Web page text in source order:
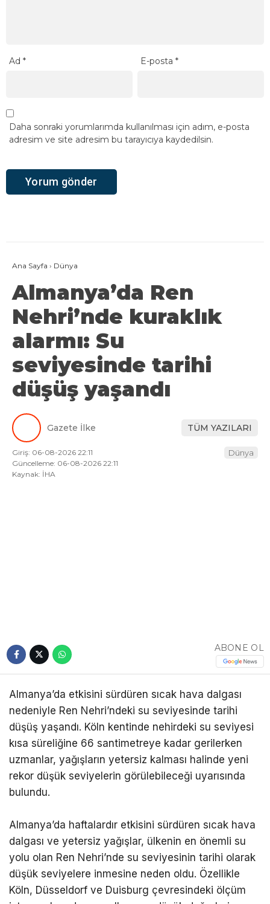
Ad * E-posta*
Daha sonraki yorumlarımda kullanılması için adım, e-posta
adresim ve site adresim bu tarayıcıya kaydedilsin.
Ana Sayfa › Dünya
Almanya’da Ren
Nehri’nde kuraklık
alarmı: Su
seviyesinde tarihi
düşüş yaşandı
Gazete İlke TÜM YAZILARI
Giriş: 06-08-2026 22:11
Güncelleme: 06-08-2026 22:11
Kaynak: İHA
Dünya
ABONE OL
Almanya’da etkisini sürdüren sıcak hava dalgası
nedeniyle Ren Nehri’ndeki su seviyesinde tarihi
düşüş yaşandı. Köln kentinde nehirdeki su seviyesi
uzmanlar, yağışların yetersiz kalması halinde yeni
rekor düşük seviyelerin görülebileceği uyarısında
bulundu.
Almanya’da haftalardır etkisini sürdüren sıcak hava
dalgası ve yetersiz yağışlar, ülkenin en önemli su